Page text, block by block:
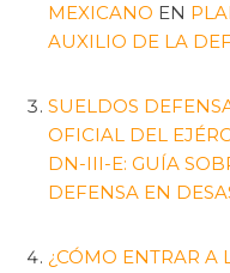
MEXICANO EN
AUXILIO DE LA
SUELDOS
OFICIAL DEL
DN-III-E: GUÍA
DEFENSA EN
¿CÓMO ENTRAR A